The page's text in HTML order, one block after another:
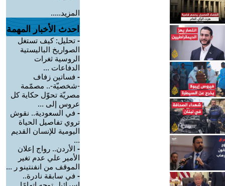
المزيد.....
احدث الأخبار المهمة
- تحليل: كيف تستغل
الصواريخ الباليستية
الروسية ثغرات
الدفاعات ...
- فساتين زفاف
-شخصيّة-.. مصمّمة
مصريّة تحوّل حكاية كل
عروس إلى ...
- في السعودية.. نقوش
تروي تفاصيل الحياة
اليومية للإنسان القديم
...
- الأردن.. رواج إعلان
الأمير علي عدم تغير
الموقف من انفنتينو ر ...
- في سابقة نادرة..